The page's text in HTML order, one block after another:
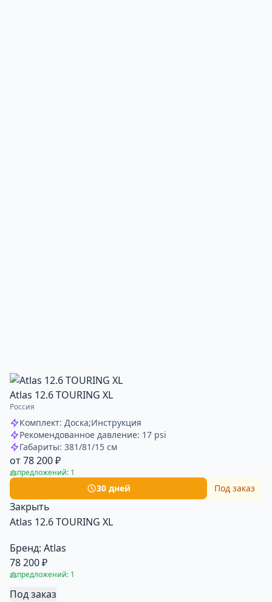
Atlas 12.6 TOURING XL
Россия
Комплект: Доска;Инструкция
Рекомендованное давление: 17 psi
Габариты: 381/81/15 см
от 78 200 ₽
предложений: 1
30 дней Под заказ
Закрыть
Atlas 12.6 TOURING XL
Бренд: Atlas
78 200 ₽
предложений: 1
Под заказ